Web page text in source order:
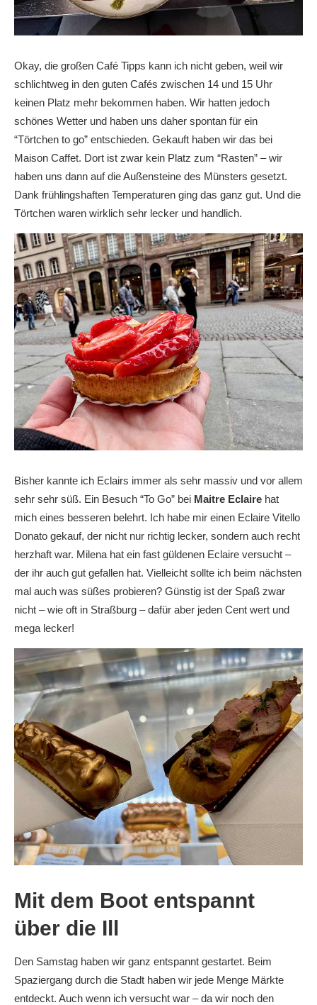
Okay, die großen Café Tipps kann ich nicht geben, weil wir
schlichtweg in den guten Cafés zwischen 14 und 15 Uhr
keinen Platz mehr bekommen haben. Wir hatten jedoch
schönes Wetter und haben uns daher spontan für ein
“Törtchen to go” entschieden. Gekauft haben wir das bei
Maison Caffet. Dort ist zwar kein Platz zum “Rasten” – wir
haben uns dann auf die Außensteine des Münsters gesetzt.
Dank frühlingshaften Temperaturen ging das ganz gut. Und die
Törtchen waren wirklich sehr lecker und handlich.
Bisher kannte ich Eclairs immer als sehr massiv und vor allem
sehr sehr süß. Ein Besuch “To Go” bei Maitre Eclaire hat
mich eines besseren belehrt. Ich habe mir einen Eclaire Vitello
Donato gekauf, der nicht nur richtig lecker, sondern auch recht
herzhaft war. Milena hat ein fast güldenen Eclaire versucht –
der ihr auch gut gefallen hat. Vielleicht sollte ich beim nächsten
mal auch was süßes probieren? Günstig ist der Spaß zwar
nicht – wie oft in Straßburg – dafür aber jeden Cent wert und
mega lecker!
Mit dem Boot entspannt
über die Ill
Den Samstag haben wir ganz entspannt gestartet. Beim
Spaziergang durch die Stadt haben wir jede Menge Märkte
entdeckt. Auch wenn ich versucht war – da wir noch den